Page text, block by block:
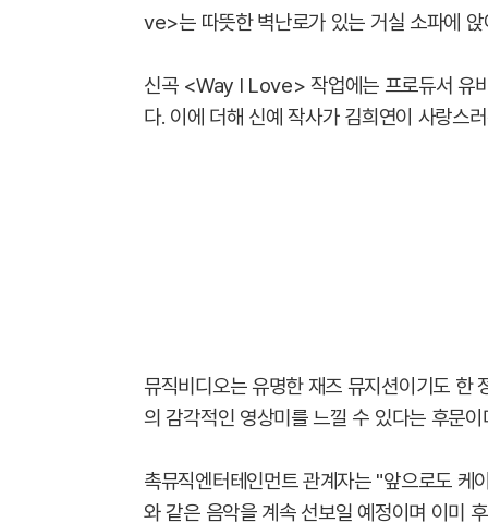
ve>는 따뜻한 벽난로가 있는 거실 소파에
신곡 <Way I Love> 작업에는 프로듀서 유
다. 이에 더해 신예 작사가 김희연이 사랑스
뮤직비디오는 유명한 재즈 뮤지션이기도 한
의 감각적인 영상미를 느낄 수 있다는 후문이
촉뮤직엔터테인먼트 관계자는 "앞으로도 케
와 같은 음악을 계속 선보일 예정이며 이미